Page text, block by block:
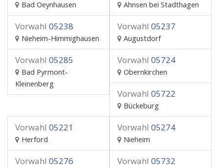
Bad Oeynhausen Ahnsen bei Stadthagen
Vorwahl 05238
Nieheim-Himmighausen
Vorwahl 05237
Augustdorf
Vorwahl 05285
Bad Pyrmont-
Kleinenberg
Vorwahl 05724
Obernkirchen
Vorwahl 05722
Bückeburg
Vorwahl 05221
Herford
Vorwahl 05274
Nieheim
Vorwahl 05276 Vorwahl 05732